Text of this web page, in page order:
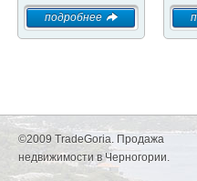
подробнее
©2009 TradeGoria. Продажа
недвижимости в Черногории.